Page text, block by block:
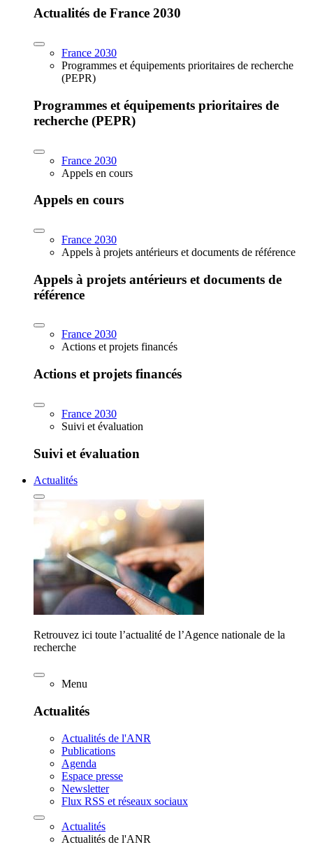
Actualités de France 2030
France 2030
Programmes et équipements prioritaires de recherche
(PEPR)
Programmes et équipements prioritaires de
recherche (PEPR)
France 2030
Appels en cours
Appels en cours
France 2030
Appels à projets antérieurs et documents de référence
Appels à projets antérieurs et documents de
référence
France 2030
Actions et projets financés
Actions et projets financés
France 2030
Suivi et évaluation
Suivi et évaluation
Actualités
Retrouvez ici toute l’actualité de l’Agence nationale de la
recherche
Menu
Actualités
Actualités de l'ANR
Publications
Agenda
Espace presse
Newsletter
Flux RSS et réseaux sociaux
Actualités
Actualités de l'ANR